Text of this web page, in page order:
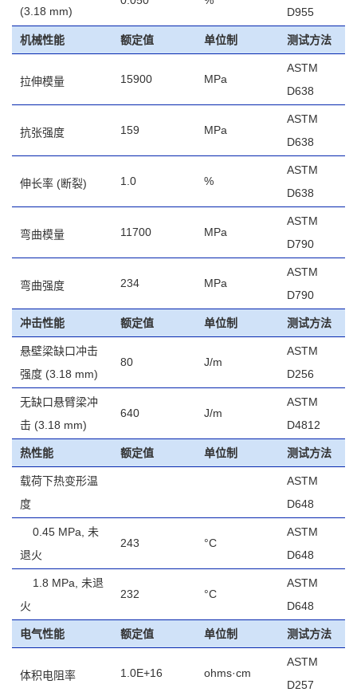
(3.18 mm)
D955
机械性能 额定值 单位制 测试方法
拉伸模量 15900 MPa
ASTM
D638
抗张强度 159 MPa
ASTM
D638
伸长率 (断裂) 1.0 %
ASTM
D638
弯曲模量 11700 MPa
ASTM
D790
弯曲强度 234 MPa
ASTM
D790
冲击性能 额定值 单位制 测试方法
悬壁梁缺口冲击
强度 (3.18 mm)
80 J/m
ASTM
D256
无缺口悬臂梁冲
击 (3.18 mm)
640 J/m
ASTM
D4812
热性能 额定值 单位制 测试方法
载荷下热变形温
度
ASTM
D648
0.45 MPa, 未
退火
243 °C
ASTM
D648
1.8 MPa, 未退
火
232 °C
ASTM
D648
电气性能 额定值 单位制 测试方法
体积电阻率 1.0E+16 ohms·cm
ASTM
D257